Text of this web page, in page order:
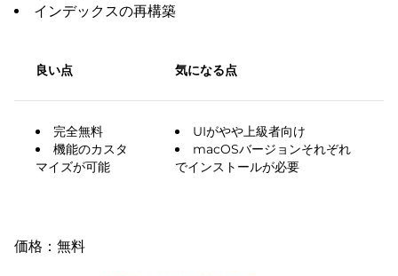
インデックスの再構築
良い点 気になる点
完全無料
機能のカスタ
マイズが可能
UIがやや上級者向け
macOSバージョンそれぞれ
でインストールが必要
価格：無料